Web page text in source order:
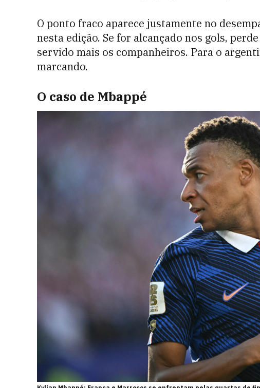
O ponto fraco aparece justamente no
nesta edição. Se for alcançado nos gols,
servido mais os companheiros. Para o
marcando.
O caso de Mbappé